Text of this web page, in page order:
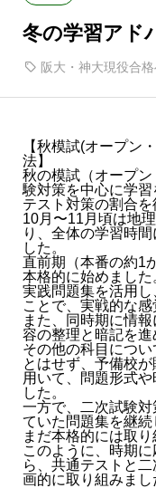
冬の学習アド
阪大・神大現役合
【秋模試(オープン
法】
秋の模試（オープ
験対策を中心に学
テスト対策の割合を
10月〜11月頃は地
り、全体の学習時
した。
直前期（本番の約1
本格的に始めまし
実践問題集を活用
ことで、実戦的な感
また、同時期に情
容の整理と暗記を進
その他の科目につ
とはせず、予備校
用いて、問題形式
した。
一方で、二次試験
ていた問題集を継
まだ本格的には取り
このように、時期
ら、共通テストと
画的に取り組みまし